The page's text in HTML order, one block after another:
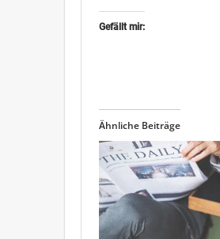
Gefällt mir:
Ähnliche Beiträge